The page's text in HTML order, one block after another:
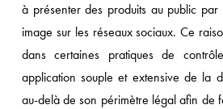
à présenter des produits au public
image sur les réseaux sociaux. Ce
dans certaines pratiques de
application souple et extensive de la
au-delà de son périmètre légal afin de